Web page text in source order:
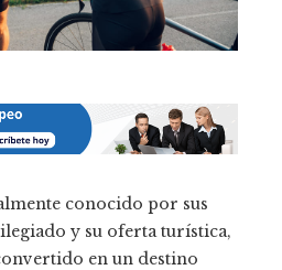
conocido por sus
y su oferta turística,
en un destino